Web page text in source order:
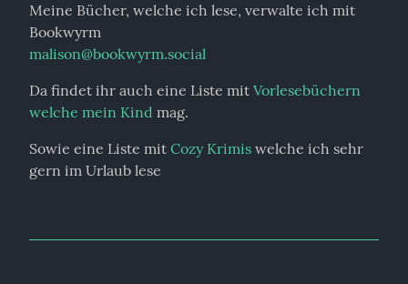
Meine Bücher, welche ich lese, verwalte ich mit
malison@bookwyrm.social
Da findet ihr auch eine Liste mit Vorlesebüchern
welche mein Kind mag.
Sowie eine Liste mit Cozy Krimis welche ich sehr
gern im Urlaub lese